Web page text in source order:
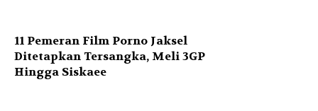
11 Pemeran Film Porno Jaksel
Ditetapkan Tersangka, Meli 3GP
Hingga Siskaee